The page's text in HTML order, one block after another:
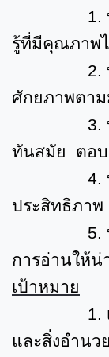
1.
รู้ที่มีคุณภาพ
2.
ศักยภาพตา
3.
ทันสมัย ตอบ
4.
ประสิทธิภาพ
5.
การอ่านให้น่
เป้าหมาย
1.
และสิ่งอำนว